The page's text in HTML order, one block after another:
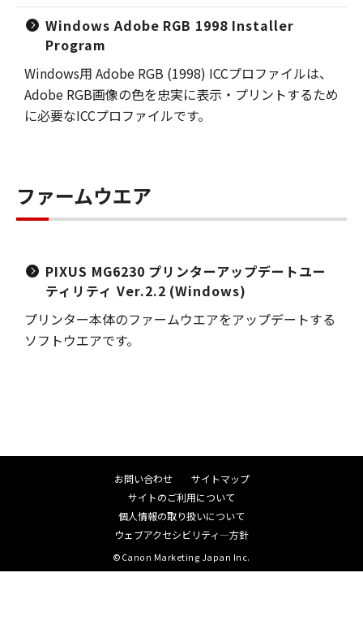
Windows Adobe RGB 1998 Installer
Program
Windows用 Adobe RGB (1998) ICCプロファイルは、
Adobe RGB画像の色を忠実に表示・プリントするため
に必要なICCプロファイルです。
ファームウエア
PIXUS MG6230 プリンターアップデートユー
ティリティ Ver.2.2 (Windows)
プリンター本体のファームウエアをアップデートする
ソフトウエアです。
お問い合わせ
サイトマップ
サイトのご利用について
個人情報の取り扱いについて
ウェブアクセシビリティ―方針
©Canon Marketing Japan Inc.